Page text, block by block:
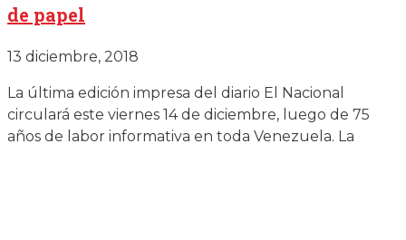
de papel
13 diciembre, 2018
La última edición impresa del diario El Nacional
circulará este viernes 14 de diciembre, luego de 75
años de labor informativa en toda Venezuela. La